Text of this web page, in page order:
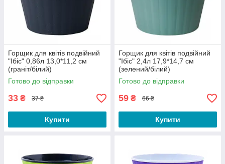
Горщик для квітів подвійний
"Ібіс" 0,86л 13,0*11,2 см
(граніт/білий)
Готово до відправки
33 ₴ 37 ₴
Купити
Горщик для квітів подвійний
"Ібіс" 2,4л 17,9*14,7 см
(зелений/білий)
Готово до відправки
59 ₴ 66 ₴
Купити